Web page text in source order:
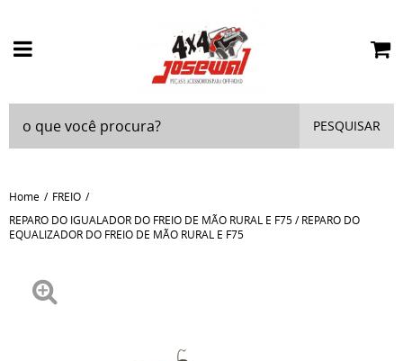
PESQUISAR
Home
FREIO
REPARO DO IGUALADOR DO FREIO DE MÃO RURAL E F75 / REPARO DO
EQUALIZADOR DO FREIO DE MÃO RURAL E F75